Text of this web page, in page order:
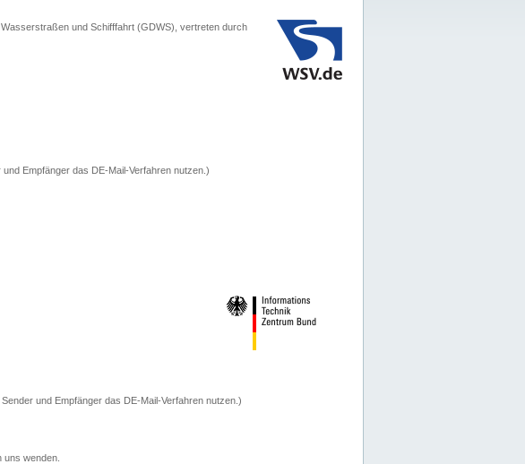
und Schifffahrt (GDWS), vertreten durch
Empfänger das DE-Mail-Verfahren nutzen.)
und Empfänger das DE-Mail-Verfahren nutzen.)
uns wenden.